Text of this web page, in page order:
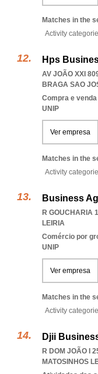
Matches in the
Activity
Hps
AV JOÃO XXI
BRAGA SAO
Compra e
UNIP
Ver empresa
Matches in the
Activity
Business
R GOUCHARIA
LEIRIA
Comércio por
UNIP
Ver empresa
Matches in the
Activity
Djii
R DOM JOÃO I
MATOSINHOS